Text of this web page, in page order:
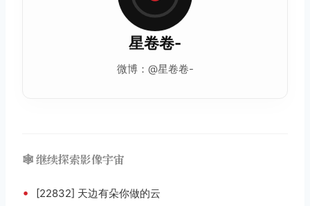
星卷卷-
微博：@星卷卷-
🕸️ 继续探索影像宇宙
• [22832] 天边有朵你做的云